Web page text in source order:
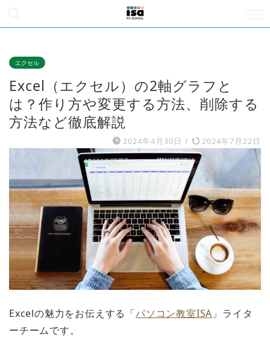
エクセル
Excel（エクセル）の2軸グラフと
は？作り方や変更する方法、削除する
方法など徹底解説
2024年4月30日 / 2024年7月22日
Excelの魅力をお伝えする「パソコン教室ISA 」ライタ
ーチームです。